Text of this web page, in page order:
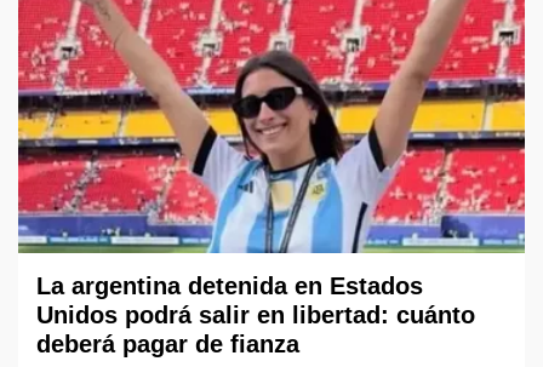
La argentina detenida en Estados
Unidos podrá salir en libertad: cuánto
deberá pagar de fianza